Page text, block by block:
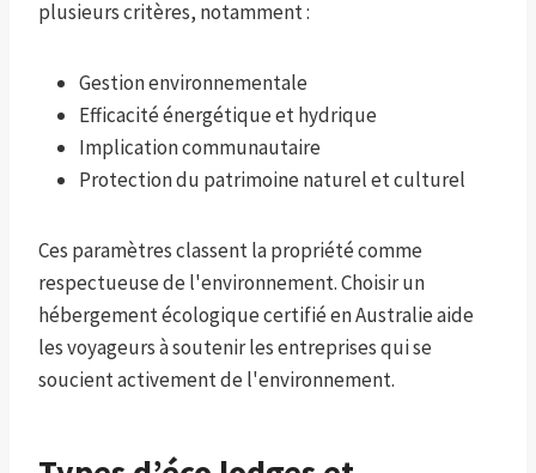
plusieurs critères, notamment :
Gestion environnementale
Efficacité énergétique et hydrique
Implication communautaire
Protection du patrimoine naturel et culturel
Ces paramètres classent la propriété comme
respectueuse de l'environnement. Choisir un
hébergement écologique certifié en Australie aide
les voyageurs à soutenir les entreprises qui se
soucient activement de l'environnement.